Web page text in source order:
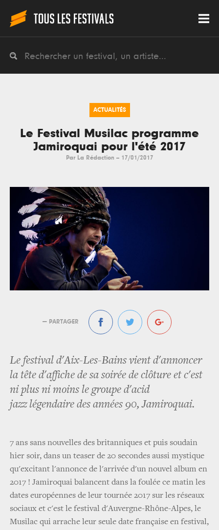
ACTUALITÉS
Le Festival Musilac programme
Jamiroquai pour l'été 2017
Par La Rédaction -- 17/01/2017
— PARTAGER
Le festival d'Aix-Les-Bains vient d'annoncer
la tête d'affiche de sa soirée de clôture et c'est
ni plus ni moins le groupe d'acid
jazz légendaire des années 90, Jamiroquai.
7 ans sans nouvelles des britanniques et puis soudain
hier soir, dans un teaser de 20 secondes aussi mystique
qu'excitant l'annonce de l'arrivée d'un nouvel album en
2017 ! Jamiroquai balancent dans la foulée ce matin les
dates européennes de leur tournée 2017 sur les réseaux
sociaux et c'est le festival d'Auvergne-Rhône-Alpes, le
Musilac qui arrache leur seule date française en festival,